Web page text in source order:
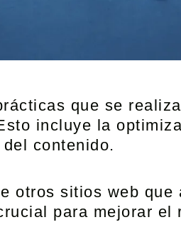
que se
incluye la
contenido.
otros sitios web
para mejorar el